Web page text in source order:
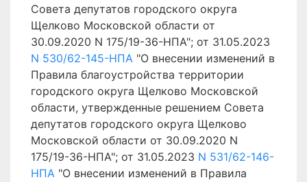
Совета депутатов городского округа
Щелково Московской области от
30.09.2020 N 175/19-36-НПА"; от 31.05.2023
N 530/62-145-НПА "О внесении изменений в
Правила благоустройства территории
городского округа Щелково Московской
области, утвержденные решением Совета
депутатов городского округа Щелково
Московской области от 30.09.2020 N
175/19-36-НПА"; от 31.05.2023 N 531/62-146-
НПА "О внесении изменений в Правила